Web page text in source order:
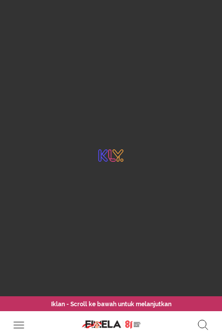
Iklan - Scroll ke bawah untuk melanjutkan